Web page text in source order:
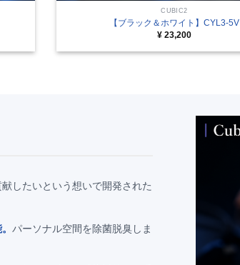
CUBIC2
【ブラック＆ホワイト】CYL3-5V
¥ 23,200
したいという想いで開発された
パーソナル空間を除菌脱臭しま